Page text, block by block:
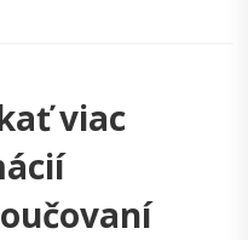
viac